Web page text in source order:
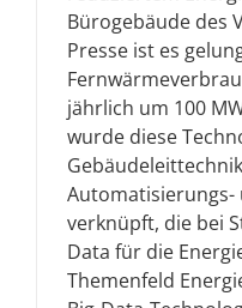
Bürogebäude des
Presse ist es
jährlich um 100
wurde diese
Automatisierungs-
verknüpft, die bei
Data für die
Themenfeld